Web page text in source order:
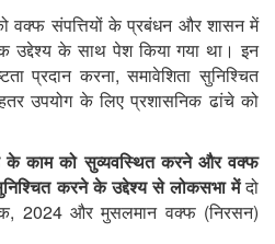
वक्फ संपत्तियों के प्रबंधन और शासन में
उद्देश्य के साथ पेश किया गया था। इन
प्रदान करना,समावेशिता सुनिश्चित
उपयोग के लिए प्रशासनिक ढांचे को
के काम को सुव्यवस्थित करने और वक्फ
करने के उद्देश्य से लोकसभा में दो
, 2024 और मुसलमान वक्फ(निरसन)